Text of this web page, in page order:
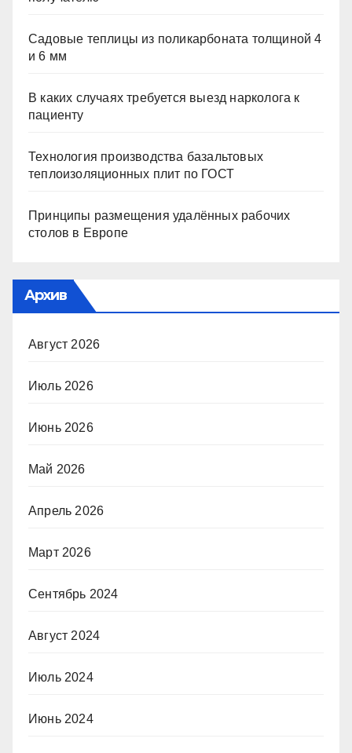
Садовые теплицы из поликарбоната толщиной 4
и 6 мм
В каких случаях требуется выезд нарколога к
пациенту
Технология производства базальтовых
теплоизоляционных плит по ГОСТ
Принципы размещения удалённых рабочих
столов в Европе
Архив
Август 2026
Июль 2026
Июнь 2026
Май 2026
Апрель 2026
Март 2026
Сентябрь 2024
Август 2024
Июль 2024
Июнь 2024